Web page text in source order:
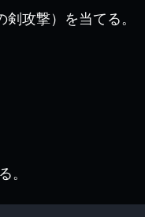
剣攻撃）を当てる。
。